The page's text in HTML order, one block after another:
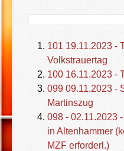
101 19.11.2023 -
Volkstrauertag
100 16.11.2023 -
099 09.11.2023 -
Martinszug
098 - 02.11.2023
in Altenhammer
MZF erforderl.)